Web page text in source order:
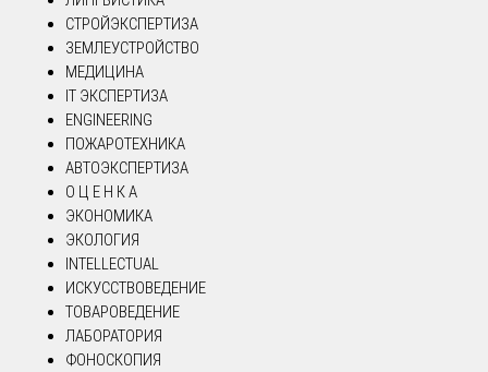
СТРОЙЭКСПЕРТИЗА
ЗЕМЛЕУСТРОЙСТВО
МЕДИЦИНА
IT ЭКСПЕРТИЗА
ENGINEERING
ПОЖАРОТЕХНИКА
АВТОЭКСПЕРТИЗА
О Ц Е Н К А
ЭКОНОМИКА
ЭКОЛОГИЯ
INTELLECTUAL
ИСКУССТВОВЕДЕНИЕ
ТОВАРОВЕДЕНИЕ
ЛАБОРАТОРИЯ
ФОНОСКОПИЯ